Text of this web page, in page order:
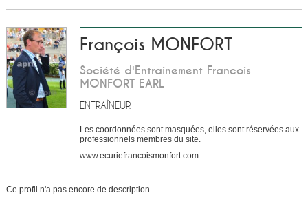
François MONFORT
Société d'Entrainement Francois
MONFORT EARL
ENTRAÎNEUR
Les coordonnées sont masquées, elles sont réservées aux
professionnels membres du site.
www.ecuriefrancoismonfort.com
Ce profil n'a pas encore de description